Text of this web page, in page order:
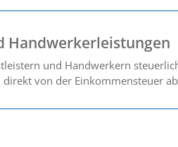
Handwerkerleistungen
und Handwerkern
von der Einkommensteuer